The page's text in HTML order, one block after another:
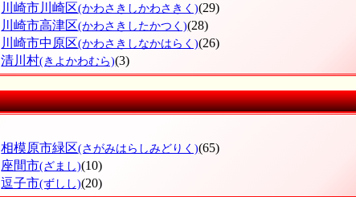
川崎市川崎区(かわさきしかわさきく)(29)
川崎市高津区(かわさきしたかつく)(28)
川崎市中原区(かわさきしなかはらく)(26)
清川村(きよかわむら)(3)
相模原市緑区(さがみはらしみどりく)(65)
座間市(ざまし)(10)
逗子市(ずしし)(20)